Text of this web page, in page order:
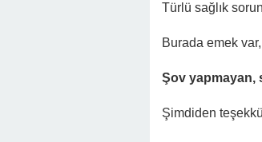
Türlü sağlık
Burada emek
Şov yapmayan,
Şimdiden